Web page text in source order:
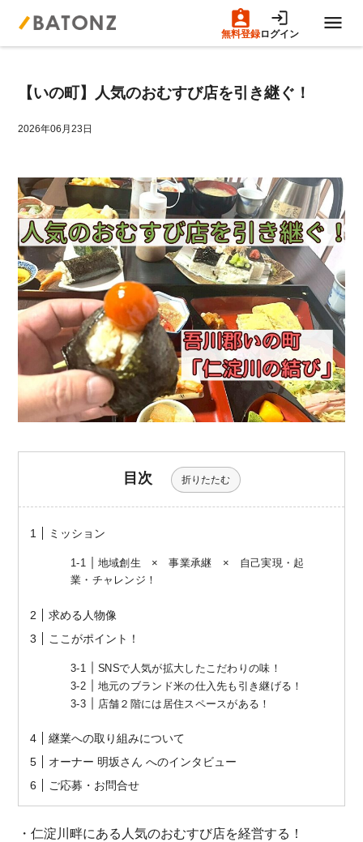
無料登録ログイン
買いたい方へ
成約事例
M&A専門家の方へ
【いの町】人気のおむすび店を引き継ぐ！
2026年06月23日
目次 折りたたむ
ミッション
地域創生 × 事業承継 × 自己実現・起
業・チャレンジ！
求める人物像
ここがポイント！
SNSで人気が拡大したこだわりの味！
地元のブランド米の仕入先も引き継げる！
店舗２階には居住スペースがある！
継業への取り組みについて
オーナー 明坂さん へのインタビュー
ご応募・お問合せ
・仁淀川畔にある人気のおむすび店を経営する！